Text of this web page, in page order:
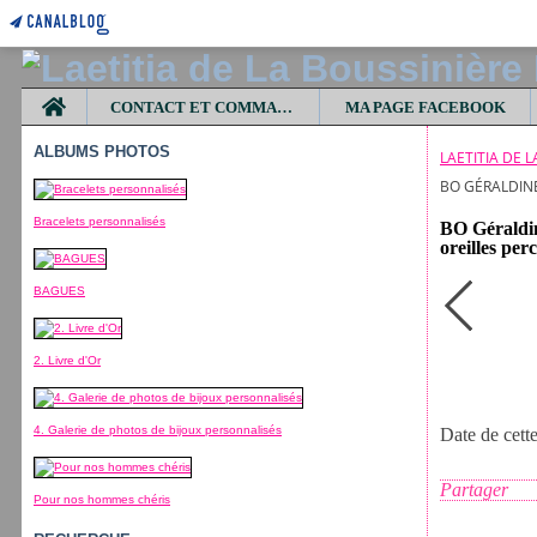
Home
CONTACT ET COMMANDES MA PAGE FACEBOOK
ALBUMS PHOTOS
Bracelets personnalisés
BAGUES
2. Livre d'Or
4. Galerie de photos de bijoux personnalisés
Pour nos hommes chéris
LAETITIA DE
BO
BO
oreilles
Date de
Partager